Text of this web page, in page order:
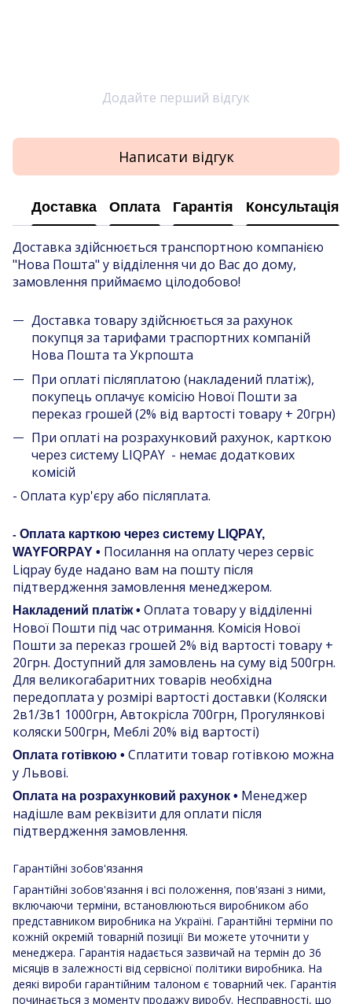
Додайте перший відгук
Написати відгук
Доставка Оплата Гарантія Консультація
Доставка здійснюється транспортною компанією
"Нова Пошта" у відділення чи до Вас до дому,
замовлення приймаємо цілодобово!
Доставка товару здійснюється за рахунок
покупця за тарифами траспортних компаній
Нова Пошта та Укрпошта
При оплаті післяплатою (накладений платіж),
покупець оплачує комісію Нової Пошти за
переказ грошей (2% від вартості товару + 20грн)
При оплаті на розрахунковий рахунок, карткою
через систему LIQPAY - немає додаткових
комісій
- Оплата кур'єру або післяплата.
- Оплата карткою через систему LIQPAY,
WAYFORPAY • Посилання на оплату через сервіс
Liqpay буде надано вам на пошту після
підтвердження замовлення менеджером.
Накладений платіж • Оплата товару у відділенні
Нової Пошти під час отримання. Комісія Нової
Пошти за переказ грошей 2% від вартості товару +
20грн. Доступний для замовлень на суму від 500грн.
Для великогабаритних товарів необхідна
передоплата у розмірі вартості доставки (Коляски
2в1/3в1 1000грн, Автокрісла 700грн, Прогулянкові
коляски 500грн, Меблі 20% від вартості)
Оплата готівкою • Сплатити товар готівкою можна
у Львові.
Оплата на розрахунковий рахунок • Менеджер
надішле вам реквізити для оплати після
підтвердження замовлення.
Гарантійні зобов'язання
Гарантійні зобов'язання і всі положення, пов'язані з ними,
включаючи терміни, встановлюються виробником або
представником виробника на Україні. Гарантійні терміни по
кожній окремій товарній позиції Ви можете уточнити у
менеджера. Гарантія надається зазвичай на термін до 36
місяців в залежності від сервісної політики виробника. На
деякі вироби гарантійним талоном є товарний чек. Гарантія
починається з моменту продажу виробу. Несправності, що